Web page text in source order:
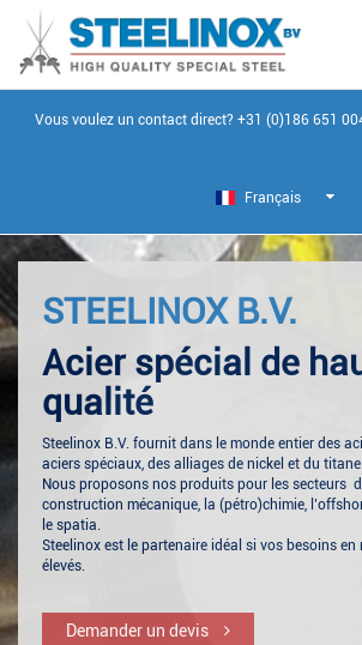
Vous voulez un contact direct? +31 (0)186 651
Français
STEELINOX B.V.
Acier spécial de
qualité
Steelinox B.V. fournit dans le monde entier des
aciers spéciaux, des alliages de nickel et du
Nous proposons nos produits pour les secteurs
construction mécanique, la (pétro)chimie,
le spatia.
Steelinox est le partenaire idéal si vos besoins
élevés.
Demander un devis